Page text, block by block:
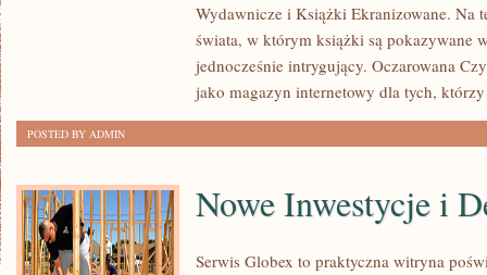
WYDAWNICZEWydawnicze i Książki Ekranizowane. Na
świata, w którym książki są pokazywane
jednocześnie intrygujący. Oczarowana
jako magazyn internetowy dla tych,
POSTED BY ADMIN
Nowe Inwestycje i
Serwis Globex to praktyczna witryna